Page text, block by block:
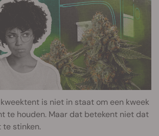
is niet in staat om een kweek
te houden. Maar dat betekent niet dat
te stinken.